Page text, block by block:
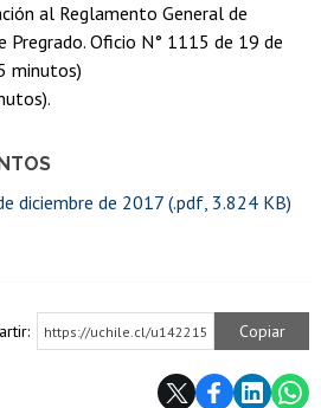
diciembre de 2017 (.pdf, 3.824 KB)
al Reglamento General de
Pregrado. Oficio N° 1115 de 19 de
minutos)
https://uchile.cl/u142215 Copiar